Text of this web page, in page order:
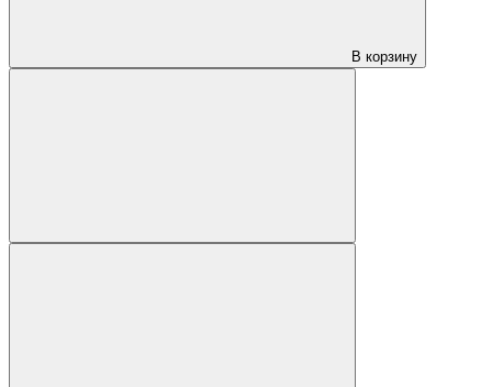
В корзину